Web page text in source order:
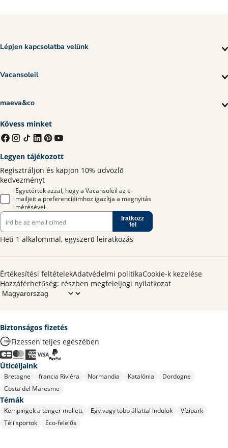
Lépjen kapcsolatba velünk
Vacansoleil
maeva&co
Kövess minket
Legyen tájékozott
Regisztráljon és kapjon 10% üdvözlő
kedvezményt
Egyetértek azzal, hogy a Vacansoleil az e-
mailjeit a preferenciáimhoz igazítja a megnyitás
mérésével.
Iratkozz
fel
Heti 1 alkalommal, egyszerű leiratkozás
Értékesítési feltételekAdatvédelmi politikaCookie-k kezelése
Hozzáférhetőség: részben megfelelJogi nyilatkozat
Témák
Kempingek a tenger mellett Egy vagy több állattal indulok
Vízipark
Téli sportok
Eco-felelős
Úticéljaink
Bretagne francia Riviéra Normandia Katalónia
Dordogne
Costa del Maresme
Biztonságos fizetés
Fizessen teljes egészében